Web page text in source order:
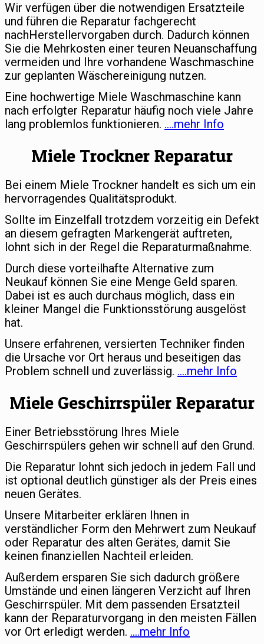
Wir verfügen über die notwendigen Ersatzteile
und führen die Reparatur fachgerecht
nachHerstellervorgaben durch. Dadurch können
Sie die Mehrkosten einer teuren Neuanschaffung
vermeiden und Ihre vorhandene Waschmaschine
zur geplanten Wäschereinigung nutzen.
Eine hochwertige Miele Waschmaschine kann
nach erfolgter Reparatur häufig noch viele Jahre
lang problemlos funktionieren. ….mehr Info
Miele Trockner Reparatur
Bei einem Miele Trockner handelt es sich um ein
hervorragendes Qualitätsprodukt.
Sollte im Einzelfall trotzdem vorzeitig ein Defekt
an diesem gefragten Markengerät auftreten,
lohnt sich in der Regel die Reparaturmaßnahme.
Durch diese vorteilhafte Alternative zum
Neukauf können Sie eine Menge Geld sparen.
Dabei ist es auch durchaus möglich, dass ein
kleiner Mangel die Funktionsstörung ausgelöst
hat.
Unsere erfahrenen, versierten Techniker finden
die Ursache vor Ort heraus und beseitigen das
Problem schnell und zuverlässig. ….mehr Info
Miele Geschirrspüler Reparatur
Einer Betriebsstörung Ihres Miele
Geschirrspülers gehen wir schnell auf den Grund.
Die Reparatur lohnt sich jedoch in jedem Fall und
ist optional deutlich günstiger als der Preis eines
neuen Gerätes.
Unsere Mitarbeiter erklären Ihnen in
verständlicher Form den Mehrwert zum Neukauf
oder Reparatur des alten Gerätes, damit Sie
keinen finanziellen Nachteil erleiden.
Außerdem ersparen Sie sich dadurch größere
Umstände und einen längeren Verzicht auf Ihren
Geschirrspüler. Mit dem passenden Ersatzteil
kann der Reparaturvorgang in den meisten Fällen
vor Ort erledigt werden. ….mehr Info